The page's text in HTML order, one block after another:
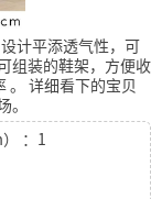
计平添透气性，可
组装的鞋架，方便收
。 详细看下的宝贝
：1